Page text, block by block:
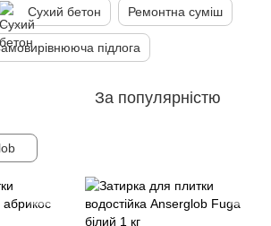
Сухий бетон Ремонтна суміш
підлога
За популярністю